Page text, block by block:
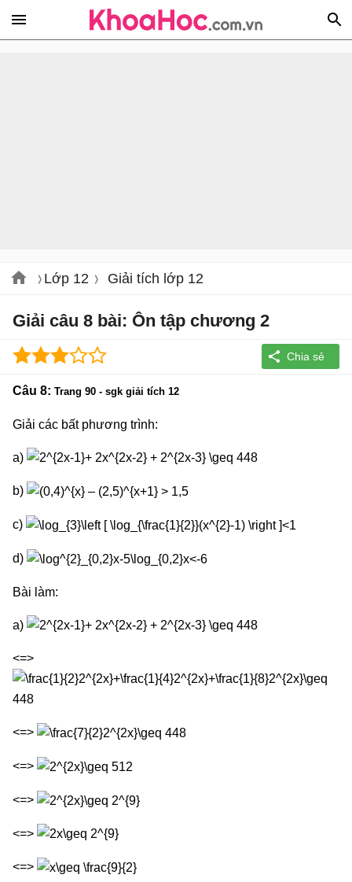
Lớp 12 Giải tích lớp 12
Giải câu 8 bài: Ôn tập chương 2
Câu 8: Trang 90 - sgk giải tích 12
Giải các bất phương trình:
a)
b)
c)
d)
Bài làm:
a)
<=>
<=>
<=>
<=>
<=>
<=>